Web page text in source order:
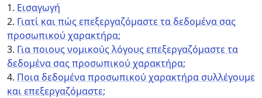
1. Εισαγωγή
2. Γιατί και πώς επεξεργαζόμαστε τα δεδομένα σας
προσωπικού χαρακτήρα;
3. Για ποιους νομικούς λόγους επεξεργαζόμαστε τα
δεδομένα σας προσωπικού χαρακτήρα;
4. Ποια δεδομένα προσωπικού χαρακτήρα συλλέγουμε
και επεξεργαζόμαστε;